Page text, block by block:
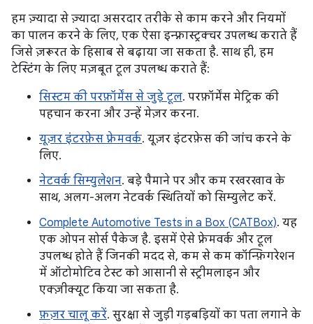
हम ज़्यादा से ज़्यादा असरदार तरीके से काम करने और नियमों
का पालन करने के लिए, एक ऐसा इन्फ़्रास्ट्रक्चर उपलब्ध कराते हैं
जिसे ज़रूरत के हिसाब से बढ़ाया जा सकता है. साथ ही, हम
टेस्टिंग के लिए मज़बूत टूल उपलब्ध कराते हैं:
सिस्टम की परफ़ॉर्मेंस से जुड़े टूल. परफ़ॉर्मेंस मेट्रिक की
पहचान करना और उन्हें मेज़र करना.
यूज़र इंटरफ़ेस फ़्रेमवर्क. यूज़र इंटरफ़ेस की जांच करने के
लिए.
नेटवर्क सिम्युलेशन. बड़े पैमाने पर और कम रखरखाव के
साथ, अलग-अलग नेटवर्क स्थितियों को सिम्युलेट करें.
Complete Automotive Tests in a Box (CATBox). यह
एक ओपन सोर्स पैकेज है. इसमें ऐसे फ़्रेमवर्क और टूल
उपलब्ध होते हैं जिनकी मदद से, कम से कम कॉन्फ़िगरेशन
में ऑटोमोटिव टेस्ट को आसानी से स्ट्रीमलाइन और
एक्ज़ीक्यूट किया जा सकता है.
फ़ज़र चालू करें. सुरक्षा से जुड़ी गड़बड़ियों का पता लगाने के